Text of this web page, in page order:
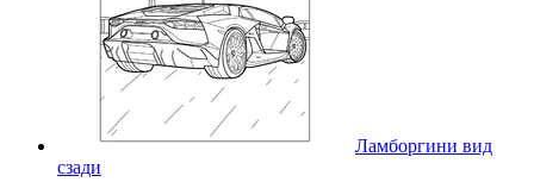
Ламборгини вид
сзади